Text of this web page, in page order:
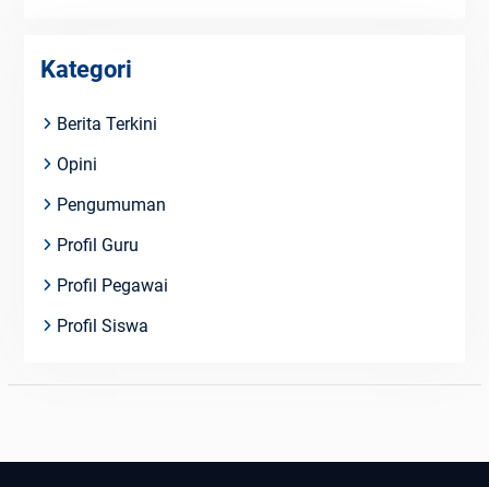
Kategori
Berita Terkini
Opini
Pengumuman
Profil Guru
Profil Pegawai
Profil Siswa